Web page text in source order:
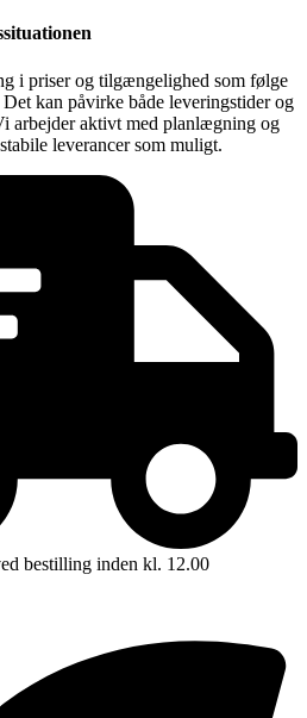
i priser og tilgængelighed som følge
kan påvirke både leveringstider og
arbejder aktivt med planlægning og
leverancer som muligt.
bestilling inden kl. 12.00